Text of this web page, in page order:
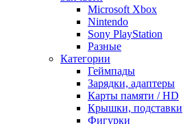
Microsoft Xbox
Nintendo
Sony PlayStation
Разные
Категории
Геймпады
Зарядки, адаптеры
Карты памяти / HD
Крышки, подставки
Фигурки